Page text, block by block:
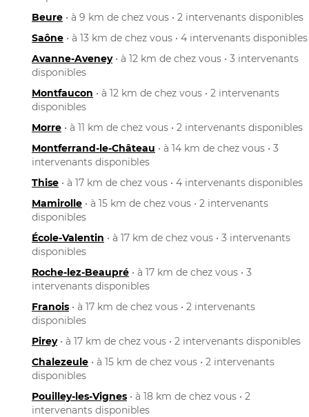
Beure • à 9 km de chez vous • 2 intervenants disponibles
Saône • à 13 km de chez vous • 4 intervenants disponibles
Avanne-Aveney• à 12 km de chez vous • 3 intervenants
disponibles
Montfaucon • à 12 km de chez vous • 2 intervenants
disponibles
Morre • à 11 km de chez vous • 2 intervenants disponibles
Montferrand-le-Château • à 14 km de chez vous • 3
intervenants disponibles
Thise • à 17 km de chez vous • 4 intervenants disponibles
Mamirolle • à 15 km de chez vous • 2 intervenants
disponibles
École-Valentin • à 17 km de chez vous • 3 intervenants
disponibles
Roche-lez-Beaupré • à 17 km de chez vous • 3
intervenants disponibles
Franois • à 17 km de chez vous • 2 intervenants
disponibles
Pirey• à 17 km de chez vous • 2 intervenants disponibles
Chalezeule • à 15 km de chez vous • 2 intervenants
disponibles
Pouilley-les-Vignes • à 18 km de chez vous • 2
intervenants disponibles